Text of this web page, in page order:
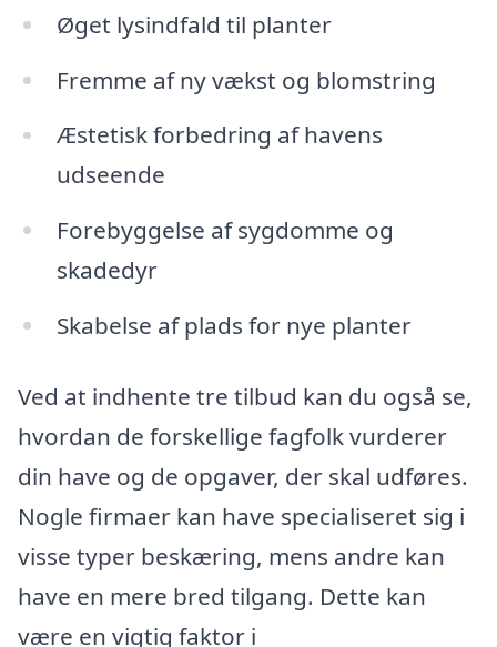
Øget lysindfald til planter
Fremme af ny vækst og blomstring
Æstetisk forbedring af havens
udseende
Forebyggelse af sygdomme og
skadedyr
Skabelse af plads for nye planter
Ved at indhente tre tilbud kan du også se,
hvordan de forskellige fagfolk vurderer
din have og de opgaver, der skal udføres.
Nogle firmaer kan have specialiseret sig i
visse typer beskæring, mens andre kan
have en mere bred tilgang. Dette kan
være en vigtig faktor i